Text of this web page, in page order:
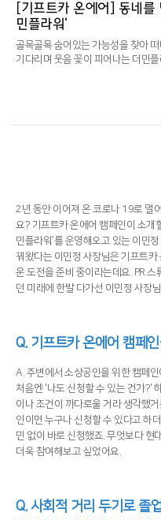
[기프트카 온에어] 동네를
민플라워'
골목골목 숨어있는 가능성을 찾아 떠
기다리며 웃음 꽃이 피어나는 더민
2년 동안 이어져 온 코로나 19로 멀
요? 기프트카 온에어 캠페인이 소개
민플라워’를 운영해오고 있는 이민
꿔왔다는 이민정 사장님은 기프트
운 도전을 준비 중이라는데요. PR
던 미래에 한발 다가선 이민정 사장
Q. 기프트카 온에어 캠페
A. 주변에서 소상공인을 위한 캠페
처음엔 '나도 신청할 수 있는 건가?'
이나 조건이 까다로울 거라 생각했
인이면 누구나 신청할 수 있다고 하
민 없이 바로 신청했죠. 무엇보다 현
더욱 참여해보고 싶었어요.
Q. 사회적 거리 두기로 졸